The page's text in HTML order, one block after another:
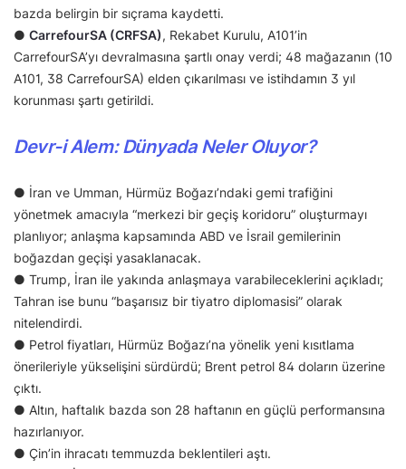
bazda belirgin bir sıçrama kaydetti.
● CarrefourSA (CRFSA), Rekabet Kurulu, A101’in
CarrefourSA’yı devralmasına şartlı onay verdi; 48 mağazanın (10
A101, 38 CarrefourSA) elden çıkarılması ve istihdamın 3 yıl
korunması şartı getirildi.
Devr-i Alem: Dünyada Neler Oluyor?
● İran ve Umman, Hürmüz Boğazı’ndaki gemi trafiğini
yönetmek amacıyla “merkezi bir geçiş koridoru” oluşturmayı
planlıyor; anlaşma kapsamında ABD ve İsrail gemilerinin
boğazdan geçişi yasaklanacak.
● Trump, İran ile yakında anlaşmaya varabileceklerini açıkladı;
Tahran ise bunu “başarısız bir tiyatro diplomasisi” olarak
nitelendirdi.
● Petrol fiyatları, Hürmüz Boğazı’na yönelik yeni kısıtlama
önerileriyle yükselişini sürdürdü; Brent petrol 84 doların üzerine
çıktı.
● Altın, haftalık bazda son 28 haftanın en güçlü performansına
hazırlanıyor.
● Çin’in ihracatı temmuzda beklentileri aştı.